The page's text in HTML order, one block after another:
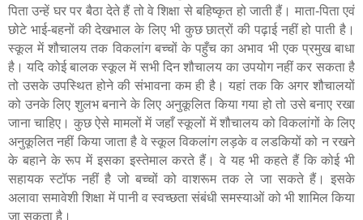
पिता उन्हें घर पर बैठा देते हैं तो वे शिक्षा से बहिष्कृत हो जाती हैं। माता-पिता एवं
छोटे भाई-बहनों की देखभाल के लिए भी कुछ छात्रों की पढ़ाई नहीं हो पाती है।
स्कूल में शौचालय तक विकलांग बच्चों के पहुँच का अभाव भी एक प्रमुख बाधा
है। यदि कोई बालक स्कूल में सभी दिन शौचालय का उपयोग नहीं कर सकता है
तो उसके उपस्थित होने की संभावना कम ही है। यहां तक कि अगर शौचालयों
को उनके लिए शुलभ बनाने के लिए अनुकूलित किया गया हो तो उसे बनाए रखा
जाना चाहिए। कुछ ऐसे मामलों में जहाँस्कूलों में शौचालय को विकलांगों के लिए
अनुकूलित नहीं किया जाता है वे स्कूल विकलांग लड़के व लडकियों को न रखने
के बहाने के रूप में इसका इस्तेमाल करते हैं। वे यह भी कहते हैं कि कोई भी
सहायक स्टॉफ नहीं है जो बच्चों को वाशरूम तक ले जा सकते हैं। इसके
अलावा समावेशी शिक्षा में पानी व स्वच्छता संबंधी समस्याओं को भी शामिल किया
जा सकता है।